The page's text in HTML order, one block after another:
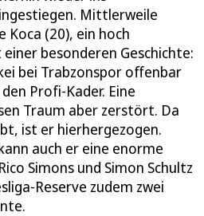
Mittlerweile
(20), ein hoch
besonderen Geschichte:
bei Trabzonspor offenbar
Profi-Kader. Eine
Traum aber zerstört. Da
ist er hierhergezogen.
auch er eine enorme
Simons und Simon Schultz
Reserve zudem zwei